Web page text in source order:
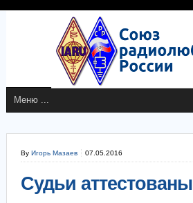
By Игорь Мазаев 07.05.2016
Судьи аттестованы